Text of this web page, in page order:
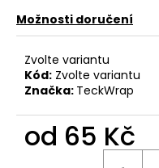
Možnosti doručení
Zvolte variantu
Kód: Zvolte variantu
Značka: TeckWrap
od 65 Kč